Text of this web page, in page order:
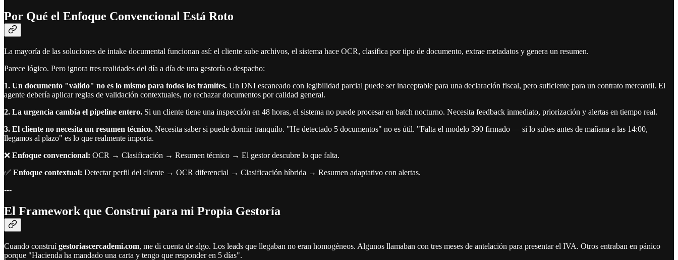
Por Qué el Enfoque Convencional Está Roto
La mayoría de las soluciones de intake documental funcionan así: el cliente sube archivos, el sistema hace OCR, clasifica por tipo de documento, extrae metadatos y genera un resumen.
Parece lógico. Pero ignora tres realidades del día a día de una gestoría o despacho:
1. Un documento "válido" no es lo mismo para todos los trámites. Un DNI escaneado con legibilidad parcial puede ser inaceptable para una declaración fiscal, pero suficiente para un contrato mercantil. El
agente debería aplicar reglas de validación contextuales, no rechazar documentos por calidad general.
2. La urgencia cambia el pipeline entero. Si un cliente tiene una inspección en 48 horas, el sistema no puede procesar en batch nocturno. Necesita feedback inmediato, priorización y alertas en tiempo real.
3. El cliente no necesita un resumen técnico. Necesita saber si puede dormir tranquilo. "He detectado 5 documentos" no es útil. "Falta el modelo 390 firmado — si lo subes antes de mañana a las 14:00,
llegamos al plazo" es lo que realmente importa.
❌ Enfoque convencional: OCR → Clasificación → Resumen técnico → El gestor descubre lo que falta.
✅ Enfoque contextual: Detectar perfil del cliente → OCR diferencial → Clasificación híbrida → Resumen adaptativo con alertas.
---
El Framework que Construí para mi Propia Gestoría
Cuando construígestoriascercademi.com, me di cuenta de algo. Los leads que llegaban no eran homogéneos. Algunos llamaban con tres meses de antelación para presentar el IVA. Otros entraban en pánico
porque "Hacienda ha mandado una carta y tengo que responder en 5 días".